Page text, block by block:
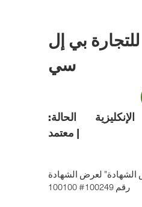
بي إل
سي
الحالة:
معتمد |
الإنكليزية
الشهادة" لعرض الشهادة
رقم 100249# 100100